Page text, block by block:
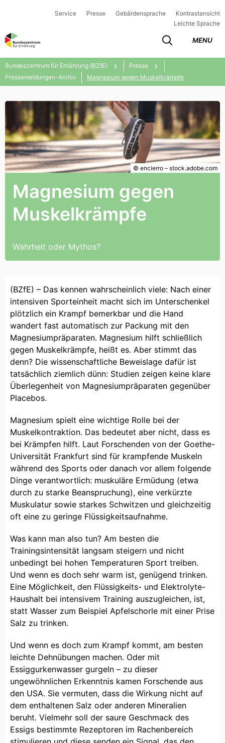
Service Presse Gebärdensprache
Kontrastansicht
Leichte Sprache
MENU
Bundeszentrum für Ernährung (BZfE)
Presse
Pressemeldungen-Archiv
Magnesium gegen Muskelkrämpfe
Magnesium gegen
Muskelkrämpfe
Wahrheit oder Mythos?
© encierro – stock.adobe.com
(BZfE) – Das kennen wahrscheinlich viele: Nach einer
intensiven Sporteinheit macht sich im Unterschenkel
plötzlich ein Krampf bemerkbar und die Hand
wandert fast automatisch zur Packung mit den
Magnesiumpräparaten. Magnesium hilft schließlich
gegen Muskelkrämpfe, heißt es. Aber stimmt das
denn? Die wissenschaftliche Beweislage dafür ist
tatsächlich ziemlich dünn: Studien zeigen keine klare
Überlegenheit von Magnesiumpräparaten gegenüber
Placebos.
Magnesium spielt eine wichtige Rolle bei der
Muskelkontraktion. Das bedeutet aber nicht, dass es
bei Krämpfen hilft. Laut Forschenden von der Goethe-
Universität Frankfurt sind für krampfende Muskeln
während des Sports oder danach vor allem folgende
Dinge verantwortlich: muskuläre Ermüdung (etwa
durch zu starke Beanspruchung), eine verkürzte
Muskulatur sowie starkes Schwitzen und gleichzeitig
oft eine zu geringe Flüssigkeitsaufnahme.
Was kann man also tun? Am besten die
Trainingsintensität langsam steigern und nicht
unbedingt bei hohen Temperaturen Sport treiben.
Und wenn es doch sehr warm ist, genügend trinken.
Eine Möglichkeit, den Flüssigkeits- und Elektrolyte-
Haushalt bei intensivem Training auszugleichen, ist,
statt Wasser zum Beispiel Apfelschorle mit einer Prise
Salz zu trinken.
Und wenn es doch zum Krampf kommt, am besten
leichte Dehnübungen machen. Oder mit
Essiggurkenwasser gurgeln – zu dieser
ungewöhnlichen Erkenntnis kamen Forschende aus
den USA. Sie vermuten, dass die Wirkung nicht auf
dem enthaltenen Salz oder anderen Mineralien
beruht. Vielmehr soll der saure Geschmack des
Essigs bestimmte Rezeptoren im Rachenbereich